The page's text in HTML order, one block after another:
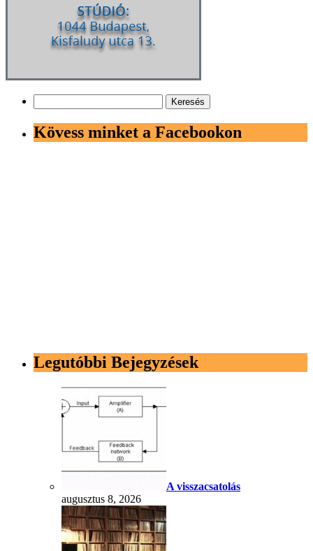
Kövess minket a Facebookon
Legutóbbi Bejegyzések
A visszacsatolás
augusztus 8, 2026